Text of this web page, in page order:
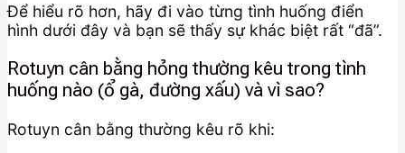
Để hiểu rõ hơn, hãy đi vào từng tình huống điển
hình dưới đây và bạn sẽ thấy sự khác biệt rất “đã”.
Rotuyn cân bằng hỏng thường kêu trong tình
huống nào (ổ gà, đường xấu) và vì sao?
Rotuyn cân bằng thường kêu rõ khi: